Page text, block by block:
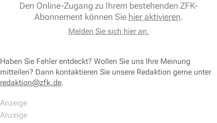
Den Online-Zugang zu Ihrem bestehenden ZFK-
Abonnement können Sie hier aktivieren.
Melden Sie sich hier an.
Haben Sie Fehler entdeckt? Wollen Sie uns Ihre Meinung
mitteilen? Dann kontaktieren Sie unsere Redaktion gerne unter
redaktion@zfk.de.